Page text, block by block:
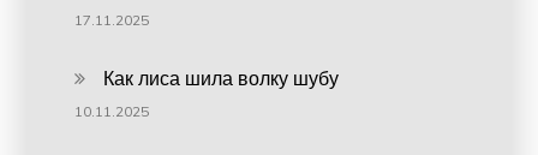
17.11.2025
Как лиса шила волку шубу
10.11.2025